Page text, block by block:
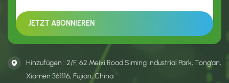
Hinzufügen : 2/F, 62 Meixi Road Siming Industrial Park, Tong’an,
Xiamen 361116, Fujian, China